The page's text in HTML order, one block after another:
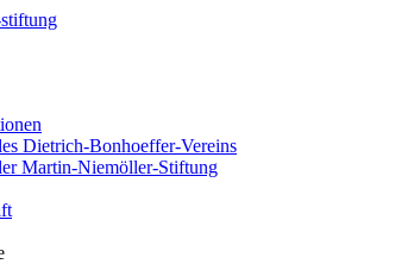
Dietrich-Bonhoeffer-Vereins
Martin-Niemöller-Stiftung